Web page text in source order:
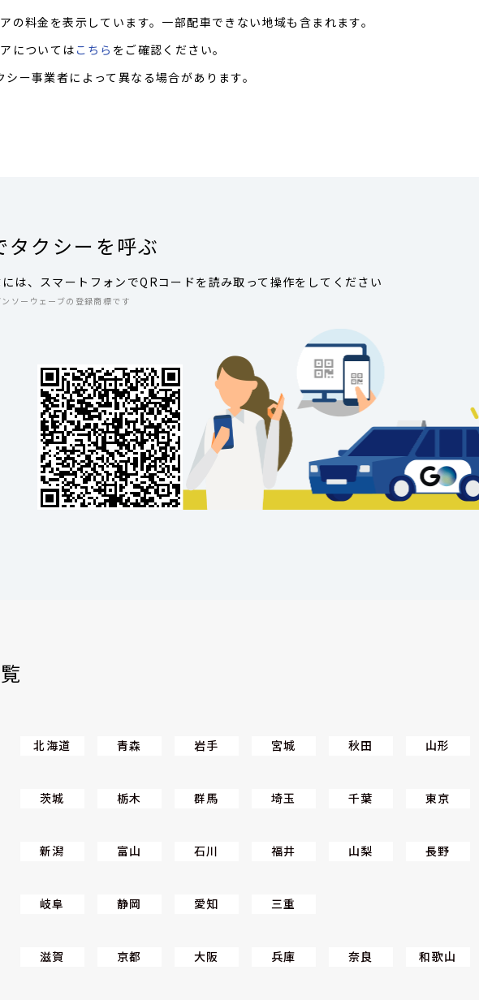
の料金を表示しています。一部配車できない地域も含まれます。
についてはこちら をご確認ください。
ー事業者によって異なる場合があります。
タクシーを呼ぶ
は、スマートフォンでQRコードを読み取って操作をしてください
ソーウェーブの登録商標です
北海道 青森 岩手 宮城 秋田 山形
茨城 栃木 群馬 埼玉 千葉 東京
新潟 富山 石川 福井 山梨 長野
岐阜 静岡 愛知 三重
滋賀 京都 大阪 兵庫 奈良 和歌山